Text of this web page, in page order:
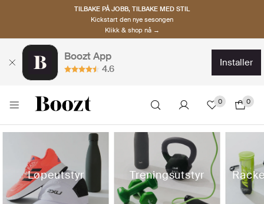
TILBAKE PÅ JOBB, TILBAKE MED STIL
Kickstart den nye sesongen
Klikk & shop nå →
Boozt App
4.6
installer
0 0
Løpeutstyr Treningsutstyr